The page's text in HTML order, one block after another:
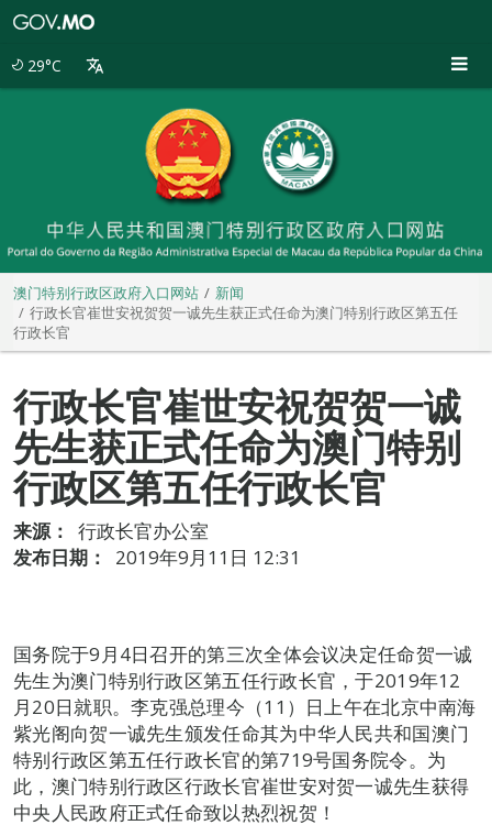
29°C
澳门特别行政区政府入口网站
新闻
行政长官崔世安祝贺贺一诚先生获正式任命为澳门特别行政区第五任
行政长官
行政长官崔世安祝贺贺一诚
先生获正式任命为澳门特别
行政区第五任行政长官
来源：
行政长官办公室
发布日期：
2019年9月11日 12:31
国务院于9月4日召开的第三次全体会议决定任命贺一诚
先生为澳门特别行政区第五任行政长官，于2019年12
月20日就职。李克强总理今（11）日上午在北京中南海
紫光阁向贺一诚先生颁发任命其为中华人民共和国澳门
特别行政区第五任行政长官的第719号国务院令。为
此，澳门特别行政区行政长官崔世安对贺一诚先生获得
中央人民政府正式任命致以热烈祝贺！